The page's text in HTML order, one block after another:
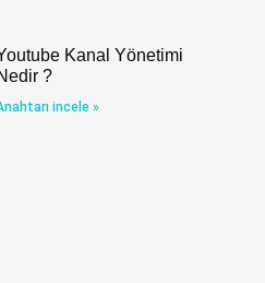
Kanal Yönetimi
?
incele »